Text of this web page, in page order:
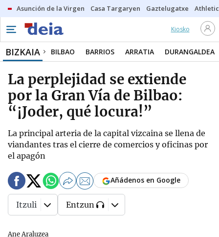
Asunción de la Virgen Casa Targaryen Gaztelugatxe Athletic
Kiosko
BIZKAIA BILBAO BARRIOS ARRATIA DURANGALDEA
La perplejidad se extiende
por la Gran Vía de Bilbao:
“¡Joder, qué locura!”
La principal arteria de la capital vizcaina se llena de
viandantes tras el cierre de comercios y oficinas por
el apagón
Ane Araluzea
Añádenos en Google
Itzuli Entzun